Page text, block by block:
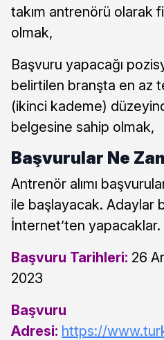
takım antrenörü olarak
olmak,
Başvuru yapacağı
belirtilen branşta en az
(ikinci kademe)
belgesine sahip olmak,
Başvurular Ne
Antrenör alımı
ile başlayacak. Adaylar
İnternet’ten
Başvuru Tarihleri: 26
2023
Başvuru
Adresi: https://